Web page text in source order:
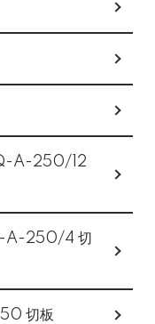
A-250/12
A-250/4 切
切板